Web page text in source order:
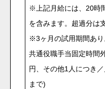
※上記月給には、20時
を含みます。超過分は
※3ヶ月の試用期間あり
共通役職手当固定時間
円、その他1人につき
まで)